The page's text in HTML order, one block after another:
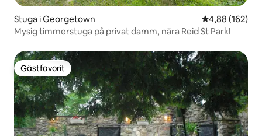
Stuga i Georgetown 4,88 av 5 i
4,88 (162)
Mysig timmerstuga på privat damm, nära Reid St Park!
Gästfavorit
Gästfavorit